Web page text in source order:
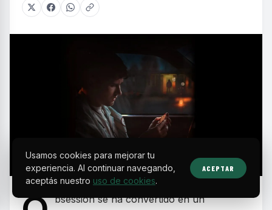
bsession se ha convertido en un
Usamos cookies para mejorar tu
experiencia. Al continuar navegando,
aceptás nuestro uso de cookies.
ACEPTAR